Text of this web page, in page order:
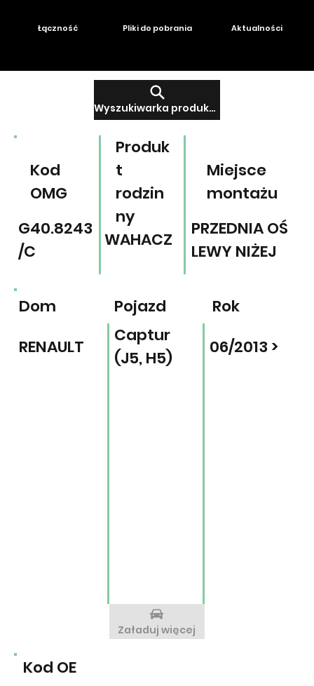
Wyszukiwarka produktów
Łączność Pliki do pobrania Aktualności
Miejsce
montażu
Produk
t
rodzin
ny
Kod
OMG
PRZEDNIA OŚ
LEWY NIŻEJ
WAHACZ
G40.8243
/C
Kod OE
Pojazd Rok
Dom
RENAULT
Captur
(J5, H5)
06/2013 >
Załaduj więcej